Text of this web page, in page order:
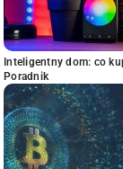
Inteligentny dom: co
Poradnik